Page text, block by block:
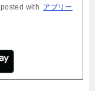
posted with アプリー